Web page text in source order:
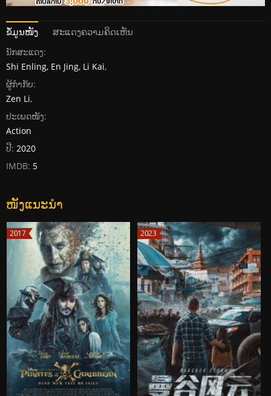
ຂໍ້ມູນໜັງ ສະແດງຄວາມຄິດເຫັນ
ນັກສະແດງ:
Shi Enling, En Jing, Li Kai,
ຜູ້ກໍາກັບ:
Zen Li,
ປະເພດໜັງ:
Action
ປີ: 2020
IMDB: 5
ໜັງແນະນໍາ
2017 2023